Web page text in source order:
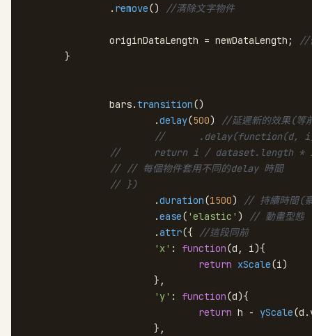
		.
remove() //清除文字物件
		originDataLength = newDataLength;
//
	}
		bars.
transition()
			.
delay(500) //延遲新的效果(等
// 	.delay(function(d,
// 	return i / dataset.length
// // 每個物件套用不同的delay 時間
// })
			.
duration(1500) // 持續時間(
			.
ease( 'elastic' ) // 動畫型態
.attr({ //這段同前
'x' : function(d, i){
return xScale(i)
			},
'y' : function(d){
return h - yScale(d.
			},